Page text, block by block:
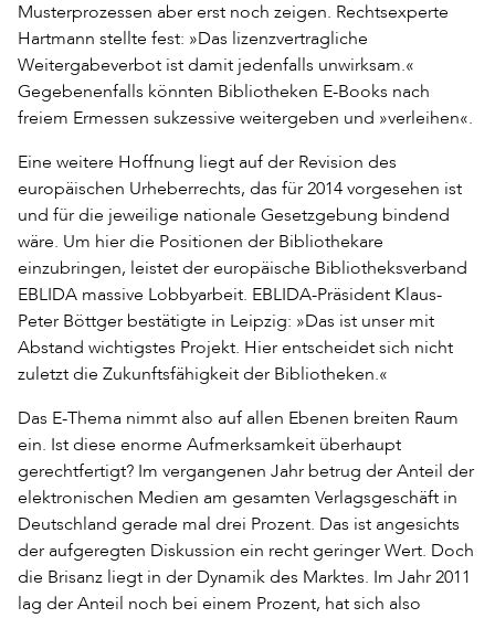
Musterprozessen aber erst noch zeigen. Rechtsexperte
Hartmann stellte fest: »Das lizenzvertragliche
Weitergabeverbot ist damit jedenfalls unwirksam.«
Gegebenenfalls könnten Bibliotheken E-Books nach
freiem Ermessen sukzessive weitergeben und »verleihen«.
Eine weitere Hoffnung liegt auf der Revision des
europäischen Urheberrechts, das für 2014 vorgesehen ist
und für die jeweilige nationale Gesetzgebung bindend
wäre. Um hier die Positionen der Bibliothekare
einzubringen, leistet der europäische Bibliotheksverband
EBLIDA massive Lobbyarbeit. EBLIDA-Präsident Klaus-
Peter Böttger bestätigte in Leipzig: »Das ist unser mit
Abstand wichtigstes Projekt. Hier entscheidet sich nicht
zuletzt die Zukunftsfähigkeit der Bibliotheken.«
Das E-Thema nimmt also auf allen Ebenen breiten Raum
ein. Ist diese enorme Aufmerksamkeit überhaupt
gerechtfertigt? Im vergangenen Jahr betrug der Anteil der
elektronischen Medien am gesamten Verlagsgeschäft in
Deutschland gerade mal drei Prozent. Das ist angesichts
der aufgeregten Diskussion ein recht geringer Wert. Doch
die Brisanz liegt in der Dynamik des Marktes. Im Jahr 2011
lag der Anteil noch bei einem Prozent, hat sich also